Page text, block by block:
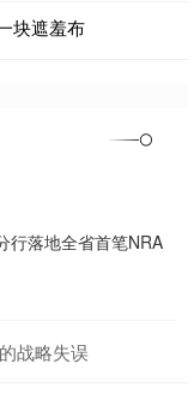
块遮羞布
行落地全省首笔NRA
战略失误